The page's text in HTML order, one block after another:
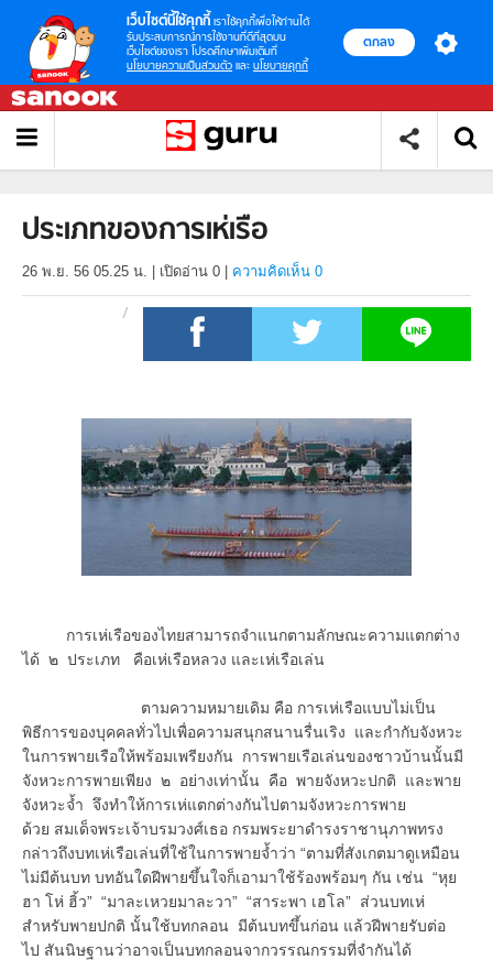
เว็บไซต์นี้ใช้คุกกี้ เราใช้คุกกี้เพื่อให้ท่านได้
รับประสบการณ์การใช้งานที่ดีที่สุดบน
เว็บไซต์ของเรา โปรดศึกษาเพิ่มเติมที่
นโยบายความเป็นส่วนตัว และ นโยบายคุกกี้
ตกลง
ประเภทของการเห่เรือ
26 พ.ย. 56 05.25 น. เปิดอ่าน 0 ความคิดเห็น 0
การเห่เรือของไทยสามารถจำแนกตามลักษณะความแตกต่าง
ได้ ๒ ประเภท คือเห่เรือหลวง และเห่เรือเล่น
ตามความหมายเดิม คือ การเห่เรือแบบไม่เป็น
พิธีการของบุคคลทั่วไปเพื่อความสนุกสนานรื่นเริง และกำกับจังหวะ
ในการพายเรือให้พร้อมเพรียงกัน การพายเรือเล่นของชาวบ้านนั้นมี
จังหวะการพายเพียง ๒ อย่างเท่านั้น คือ พายจังหวะปกติ และพาย
จังหวะจ้ำ จึงทำให้การเห่แตกต่างกันไปตามจังหวะการพาย
ด้วย สมเด็จพระเจ้าบรมวงศ์เธอ กรมพระยาดำรงราชานุภาพทรง
กล่าวถึงบทเห่เรือเล่นที่ใช้ในการพายจ้ำว่า “ตามที่สังเกตมาดูเหมือน
ไม่มีต้นบท บทอันใดฝีพายขึ้นใจก็เอามาใช้ร้องพร้อมๆ กัน เช่น “หุย
ฮา โห่ ฮิ้ว” “มาละเหวยมาละวา” “สาระพา เฮโล” ส่วนบทเห่
สำหรับพายปกติ นั้นใช้บทกลอน มีต้นบทขึ้นก่อน แล้วฝีพายรับต่อ
ไป สันนิษฐานว่าอาจเป็นบทกลอนจากวรรณกรรมที่จำกันได้